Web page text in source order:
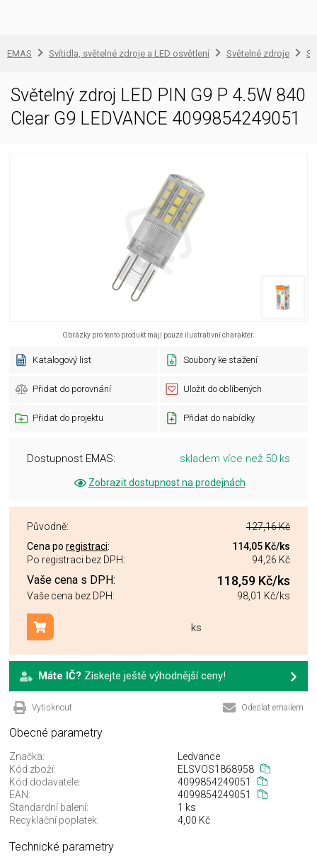
EMAS Svítidla, světelné zdroje a LED osvětlení Světelné zdroje
Světelný zdroj LED PIN G9 P 4.5W 840
Clear G9 LEDVANCE 4099854249051
Obrázky pro tento produkt mají pouze ilustrativní charakter.
Katalogový list Soubory ke stažení
Přidat do porovnání Uložit do oblíbených
Přidat do projektu Přidat do nabídky
Dostupnost EMAS: skladem více než 50 ks
Zobrazit dostupnost na prodejnách
Původně:
127,16 Kč
Cena po registraci: 114,05 Kč/ks
Po registraci bez DPH:
94,26 Kč
Vaše cena s DPH: 118,59 Kč/ks
Vaše cena bez DPH: 98,01 Kč/ks
ks
Přidat do košíku
Máte IČ? Získejte ještě výhodnější ceny!
Vytisknout Odeslat emailem
Obecné parametry
Značka:
Ledvance
Kód zboží:
ELSVOS1868958
Kód dodavatele:
4099854249051
EAN:
4099854249051
Standardní balení:
1 ks
Recyklační poplatek:
4,00 Kč
Technické parametry